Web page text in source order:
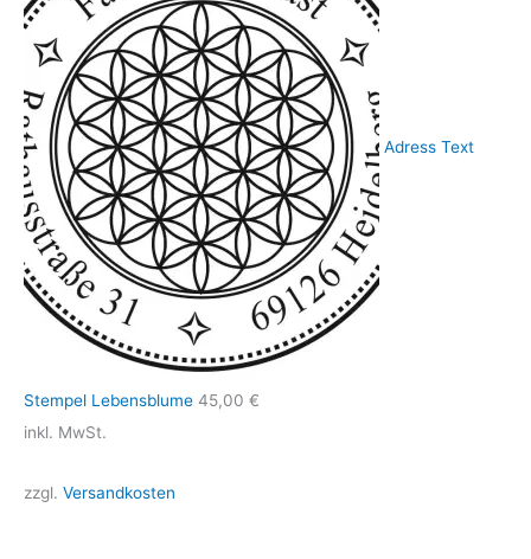
Adress Text
Stempel Lebensblume 45,00 €
inkl. MwSt.
zzgl. Versandkosten